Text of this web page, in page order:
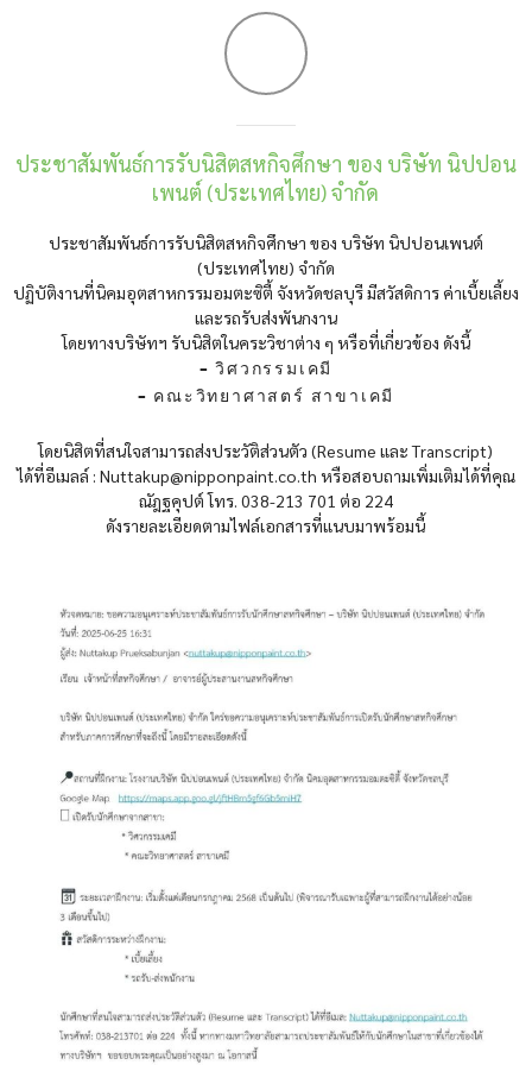
ประชาสัมพันธ์การรับนิสิตสหกิจศึกษา ของ บริษัท นิปปอน
เพนต์ (ประเทศไทย) จำกัด
ประชาสัมพันธ์การรับนิสิตสหกิจศึกษา ของ บริษัท นิปปอนเพนต์
(ประเทศไทย) จำกัด
ปฏิบัติงานที่นิคมอุตสาหกรรมอมตะซิตี้ จังหวัดชลบุรี มีสวัสดิการ ค่าเบี้ยเลี้ยง
และรถรับส่งพันกงาน
โดยทางบริษัทฯ รับนิสิตในคระวิชาต่าง ๆ หรือที่เกี่ยวข้อง ดังนี้
– วิศวกรรมเคมี
– คณะวิทยาศาสตร์ สาขาเคมี
โดยนิสิตที่สนใจสามารถส่งประวัติส่วนตัว (Resume และ Transcript)
ได้ที่อีเมลล์ : Nuttakup@nipponpaint.co.th หรือสอบถามเพิ่มเติมได้ที่คุณ
ณัฎฐคุปต์ โทร. 038-213 701 ต่อ 224
ดังรายละเอียดตามไฟล์เอกสารที่แนบมาพร้อมนี้